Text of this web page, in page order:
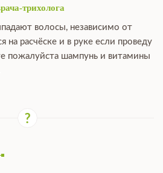
трихолога
волосы, независимо от
на расчёске и в руке если проведу
пожалуйста шампунь и витамины